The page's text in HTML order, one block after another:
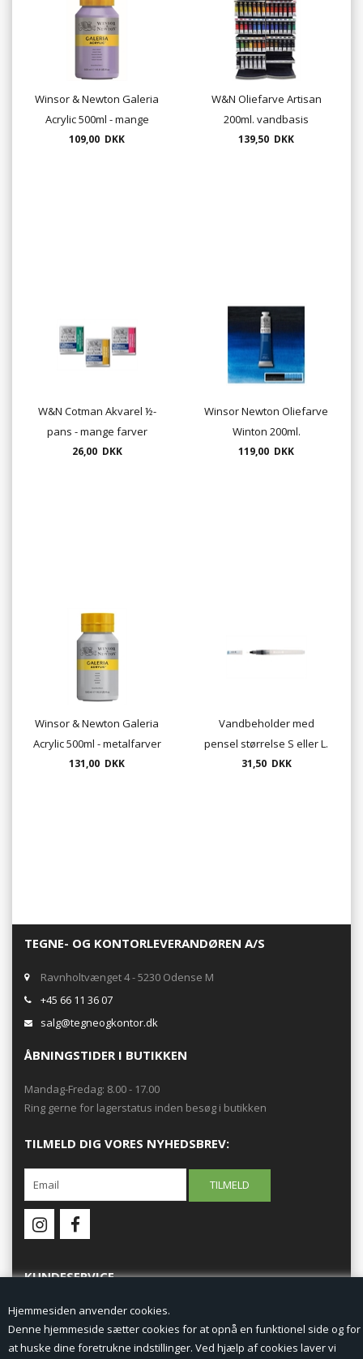
Hjemmesiden anvender cookies.
Denne hjemmeside sætter cookies for at opnå en funktionel side og for
at huske dine foretrukne indstillinger. Ved hjælp af cookies laver vi
Winsor & Newton Galeria
Acrylic 500ml - mange
farver
109,00 DKK
W&N Oliefarve Artisan
200ml. vandbasis
139,50 DKK
W&N Cotman Akvarel ½-
pans - mange farver
26,00 DKK
Winsor Newton Oliefarve
Winton 200ml.
119,00 DKK
Winsor & Newton Galeria
Acrylic 500ml - metalfarver
- Gold/Silver/Copper
131,00 DKK
Vandbeholder med
pensel størrelse S eller L.
UDSOLGT
31,50 DKK
TEGNE- OG KONTORLEVERANDØREN A/S
Ravnholtvænget 4 - 5230 Odense M
+45 66 11 36 07
salg@tegneogkontor.dk
ÅBNINGSTIDER I BUTIKKEN
Mandag-Fredag: 8.00 - 17.00
Ring gerne for lagerstatus inden besøg i butikken
TILMELD DIG VORES NYHEDSBREV:
KUNDESERVICE
Forside
Min Konto